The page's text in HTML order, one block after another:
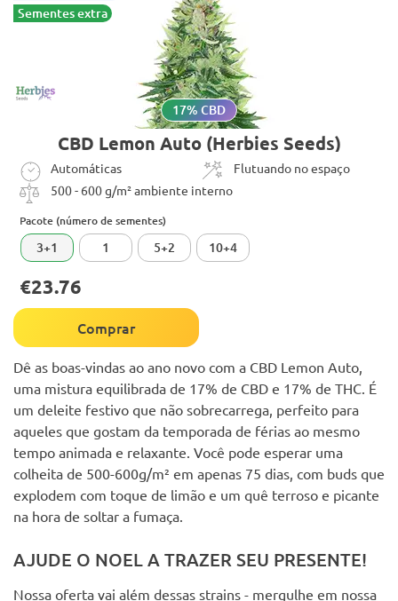
Sementes extra
17% CBD
CBD Lemon Auto (Herbies Seeds)
Automáticas
Flutuando no espaço
500 - 600 g/m² ambiente interno
Pacote (número de sementes)
3+1 1 5+2 10+4
€23.76
Comprar
Dê as boas-vindas ao ano novo com a CBD Lemon Auto,
uma mistura equilibrada de 17% de CBD e 17% de THC. É
um deleite festivo que não sobrecarrega, perfeito para
aqueles que gostam da temporada de férias ao mesmo
tempo animada e relaxante. Você pode esperar uma
colheita de 500-600g/m² em apenas 75 dias, com buds que
explodem com toque de limão e um quê terroso e picante
na hora de soltar a fumaça.
AJUDE O NOEL A TRAZER SEU PRESENTE!
Nossa oferta vai além dessas strains - mergulhe em nossa